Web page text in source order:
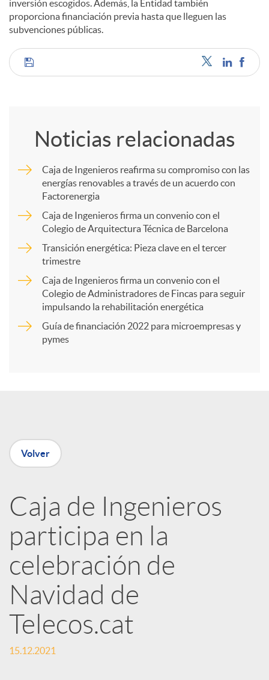
inversión escogidos. Además, la Entidad también
proporciona financiación previa hasta que lleguen las
subvenciones públicas.
C
m
r
n
R
e
d
e
s
Noticias relacionadas
Caja de Ingenieros reafirma su compromiso con las
energías renovables a través de un acuerdo con
Factorenergia
Caja de Ingenieros firma un convenio con el
Colegio de Arquitectura Técnica de Barcelona
Transición energética: Pieza clave en el tercer
trimestre
Caja de Ingenieros firma un convenio con el
Colegio de Administradores de Fincas para seguir
impulsando la rehabilitación energética
Guía de financiación 2022 para microempresas y
pymes
Volver
Caja de Ingenieros
participa en la
celebración de
Navidad de
Telecos.cat
15.12.2021